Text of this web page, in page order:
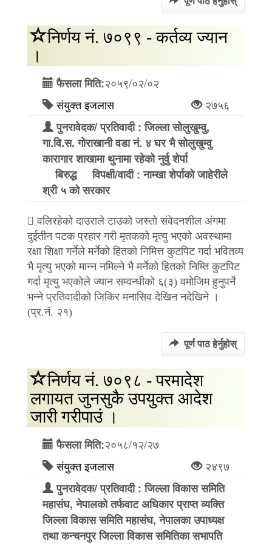
निर्णय नं. ७०९९ - कर्तव्य ज्यान
।
फैसला मिति:२०५९/०२/०२
संयुक्त इजलास
२७५६
पुनरावेदक/ प्रतिवादी : जिल्ला सोलुखुम्वु,
गा.वि.स. गोराखानी वडा नं. ४ घर भै सोलुखुम्वु
कारागार शाखामा थुनामा रहेको नुर्वु शेर्पा
बिरुद्ध
विपक्षी/वादी : नाम्खा शेर्पाको जाहेरीले
श्री ५ को सरकार
 वलिरहेको दाउराले टाउको जस्तो संवेदनशील अंगमा
दुईतीन पटक प्रहार गरी मृतकको मृत्यु भएको अवस्थामा
रक्षा शिक्षा गर्नेले मर्नेको हितको निमित्त कुटपिट गर्दा भवितव्य
भै मृत्यु भएको मान्न नमिल्ने भै मर्नेको हितको निम्ति कुटपिट
गर्दा मृत्यु भएकोले ज्यान सम्वन्धीको ६(३) वमोजिम हुनुपर्ने
भन्ने प्रतिवादीको जिकिर मनासिव देखिन नदेखिने ।
(प्र.नं. २१)
पूर्ण पाठ हेर्नुहोस्
निर्णय नं. ७०९८ - परमादेश
लगायत जुनसुकै उपयुक्त आदेश
जारी गरीपाउं ।
फैसला मिति:२०५८/१२/२७
संयुक्त इजलास
२४९७
पुनरावेदक/ प्रतिवादी : जिल्ला विकास समिति
महासंघ, नेपालको तर्फवाट अधिकार प्राप्त व्यक्ति
जिल्ला विकास समिति महासंघ, नेपालका उपाध्यक्ष
तथा कन्चनपुर जिल्ला विकास समितिका सभापति